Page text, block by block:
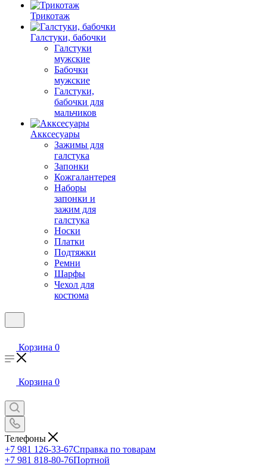
Трикотаж
Галстуки, бабочки
Галстуки
мужские
Бабочки
мужские
Галстуки,
бабочки для
мальчиков
Акксесуары
Зажимы для
галстука
Запонки
Кожгалантерея
Наборы
запонки и
зажим для
галстука
Носки
Платки
Подтяжки
Ремни
Шарфы
Чехол для
костюма
Корзина 0
Корзина 0
Телефоны
+7 981 126-33-67Справка по товарам
+7 981 818-80-76Портной